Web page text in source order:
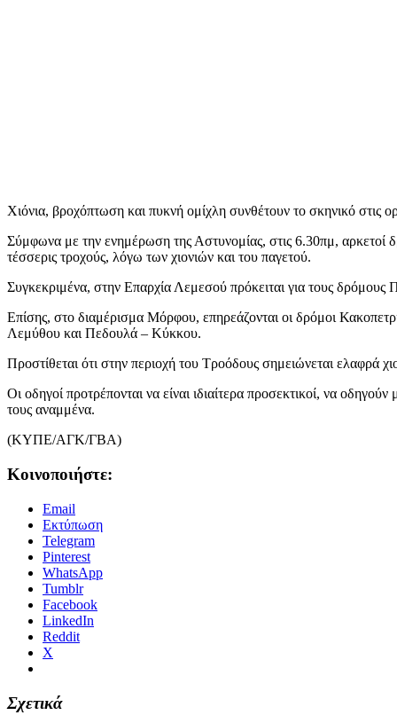
Χιόνια, βροχόπτωση και πυκνή ομίχλη συνθέτουν το σκηνικό στις
Σύμφωνα με την ενημέρωση της Αστυνομίας, στις 6.30πμ, αρκετοί
τέσσερις τροχούς, λόγω των χιονιών και του παγετού.
Συγκεκριμένα, στην Επαρχία Λεμεσού πρόκειται για τους
Επίσης, στο διαμέρισμα Μόρφου, επηρεάζονται οι δρόμοι
Λεμύθου και Πεδουλά – Κύκκου.
Προστίθεται ότι στην περιοχή του Τροόδους σημειώνεται ελαφρά
Οι οδηγοί προτρέπονται να είναι ιδιαίτερα προσεκτικοί, να
τους αναμμένα.
(ΚΥΠΕ/ΑΓΚ/ΓΒΑ)
Κοινοποιήστε:
Email
Εκτύπωση
Telegram
Pinterest
WhatsApp
Tumblr
Facebook
LinkedIn
Reddit
X
Σχετικά